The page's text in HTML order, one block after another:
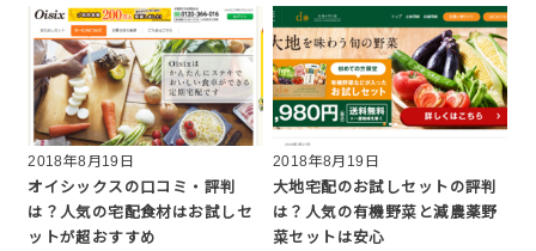
2018年8月19日
オイシックスの口コミ・評判
は？人気の宅配食材はお試しセ
ットが超おすすめ
2018年8月19日
大地宅配のお試しセットの評判
は？人気の有機野菜と減農薬野
菜セットは安心